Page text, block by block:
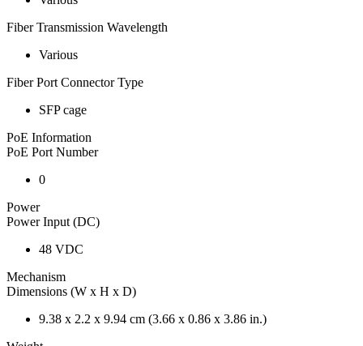
Fiber Transmission Wavelength
Various
Fiber Port Connector Type
SFP cage
PoE Information
PoE Port Number
0
Power
Power Input (DC)
48 VDC
Mechanism
Dimensions (W x H x D)
9.38 x 2.2 x 9.94 cm (3.66 x 0.86 x 3.86 in.)